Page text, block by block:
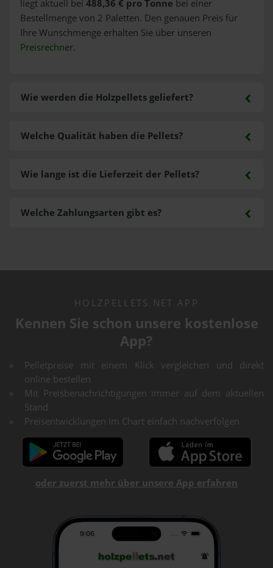
liegt aktuell bei 488,36 € pro Tonne bei einer
Bestellmenge von 2 Paletten. Den genauen Preis für
Ihre Wunschmenge erhalten Sie über unseren
Preisrechner.
Wie werden die Holzpellets geliefert?
Welche Zahlungsarten gibt es?
Welche Qualität haben die Pellets?
Wie lange ist die Lieferzeit der Pellets?
HOLZPELLETS.NET APP
Kennen Sie schon unsere kostenlose
App?
Pelletpreise mit einem Klick vergleichen und direkt
online bestellen
Mit Preisbenachrichtigungen immer auf dem aktuellen
Stand
Preisentwicklungen im Chart einfach nachverfolgen
oder zuerst mehr über unsere App erfahren